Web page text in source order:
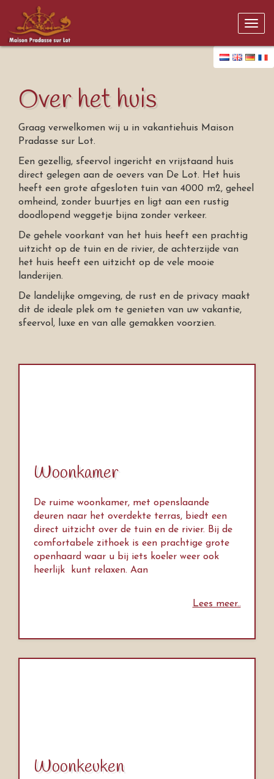
Over het huis
Graag verwelkomen wij u in vakantiehuis Maison
Pradasse sur Lot.
Een gezellig, sfeervol ingericht en vrijstaand huis
direct gelegen aan de oevers van De Lot. Het huis
heeft een grote afgesloten tuin van 4000 m2, geheel
omheind, zonder buurtjes en ligt aan een rustig
doodlopend weggetje bijna zonder verkeer.
De gehele voorkant van het huis heeft een prachtig
uitzicht op de tuin en de rivier, de achterzijde van
het huis heeft een uitzicht op de vele mooie
landerijen.
De landelijke omgeving, de rust en de privacy maakt
dit de ideale plek om te genieten van uw vakantie,
sfeervol, luxe en van alle gemakken voorzien.
Woonkamer
De ruime woonkamer, met openslaande
deuren naar het overdekte terras, biedt een
direct uitzicht over de tuin en de rivier. Bij de
comfortabele zithoek is een prachtige grote
openhaard waar u bij iets koeler weer ook
heerlijk kunt relaxen. Aan
Lees meer..
Woonkeuken